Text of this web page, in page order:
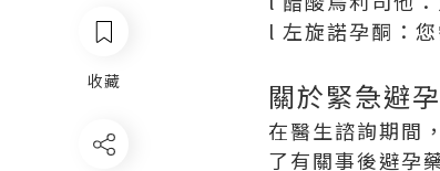
收藏
l 左旋諾孕酮：
關於緊急避
在醫生諮詢期間
了有關事後避孕